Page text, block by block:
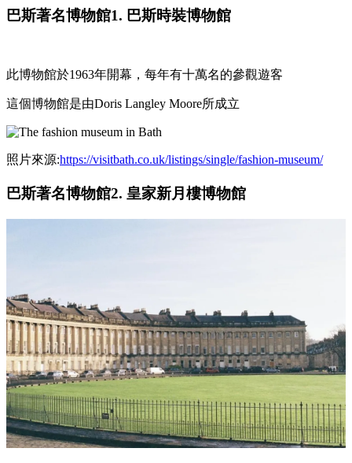
巴斯著名博物館1. 巴斯時裝博物館
此博物館於1963年開幕，每年有十萬名的參觀遊客
這個博物館是由Doris Langley Moore所成立
照片來源:https://visitbath.co.uk/listings/single/fashion-museum/
巴斯著名博物館2. 皇家新月樓博物館